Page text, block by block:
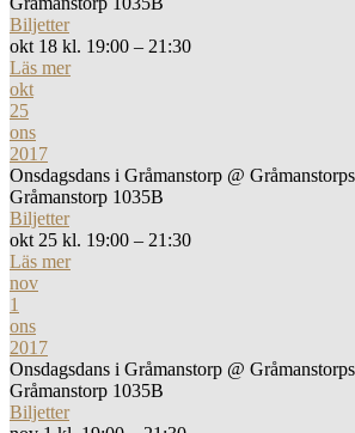
Biljetter
okt 18 kl. 19:00 – 21:30
Läs mer
okt
25
ons
2017
Onsdagsdans i Gråmanstorp @
Gråmanstorp 1035B
Biljetter
okt 25 kl. 19:00 – 21:30
Läs mer
nov
1
ons
2017
Onsdagsdans i Gråmanstorp @
Gråmanstorp 1035B
Biljetter